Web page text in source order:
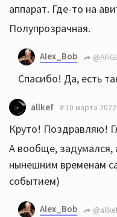
аппарат. Где-то на
Полупрозрачная.
Alex_Bob
Спасибо! Да, есть
allkef 10 марта
Круто! Поздравляю!
А вообще, задумался,
нынешним временам
событием)
Alex_Bob